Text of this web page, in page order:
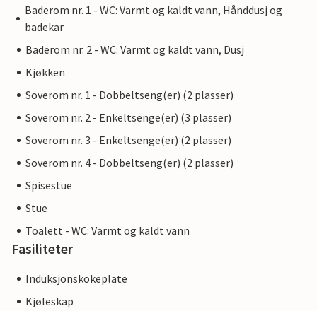
Baderom nr. 1 - WC: Varmt og kaldt vann, Hånddusj og
badekar
Baderom nr. 2 - WC: Varmt og kaldt vann, Dusj
Kjøkken
Soverom nr. 1 - Dobbeltseng(er) (2 plasser)
Soverom nr. 2 - Enkeltsenge(er) (3 plasser)
Soverom nr. 3 - Enkeltsenge(er) (2 plasser)
Soverom nr. 4 - Dobbeltseng(er) (2 plasser)
Spisestue
Stue
Toalett - WC: Varmt og kaldt vann
Fasiliteter
Induksjonskokeplate
Kjøleskap